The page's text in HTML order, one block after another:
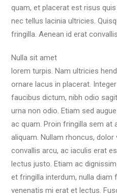
quam, et placerat est risus
nec tellus lacinia ultricies.
fringilla. Aenean id erat
Nulla sit amet
lorem turpis. Nam ultricies
ornare lacus in placerat.
faucibus dictum, nibh odio
urna non odio. Etiam sed
ac quam. Proin fringilla sem at
aliquam. Nullam rhoncus,
convallis arcu, ac iaculis erat
lectus justo. Etiam ac
et fringilla interdum, nulla diam
venenatis mi erat et lectus.